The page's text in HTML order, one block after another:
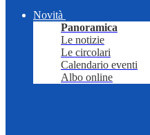
Novità
Panoramica
Le notizie
Le circolari
Calendario eventi
Albo online